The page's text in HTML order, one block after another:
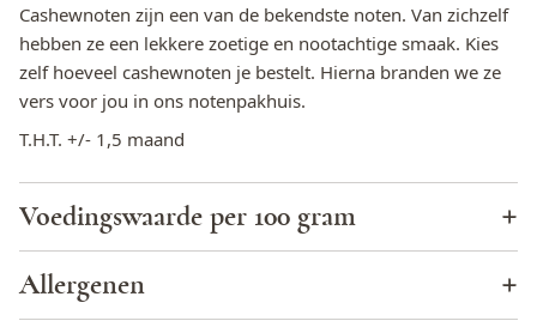
Cashewnoten zijn een van de bekendste noten. Van zichzelf
hebben ze een lekkere zoetige en nootachtige smaak. Kies
zelf hoeveel cashewnoten je bestelt. Hierna branden we ze
vers voor jou in ons notenpakhuis.
T.H.T. +/- 1,5 maand
Voedingswaarde per 100 gram
Energie (KJ)
Energie (kcal) 581
Allergenen